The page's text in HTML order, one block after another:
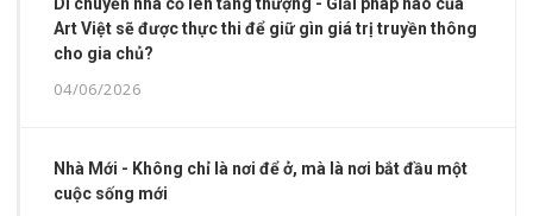
Di chuyển nhà cổ lên tầng thượng - Giải pháp nào của
Art Việt sẽ được thực thi để giữ gìn giá trị truyền thông
cho gia chủ?
04/06/2026
Nhà Mới - Không chỉ là nơi để ở, mà là nơi bắt đầu một
cuộc sống mới